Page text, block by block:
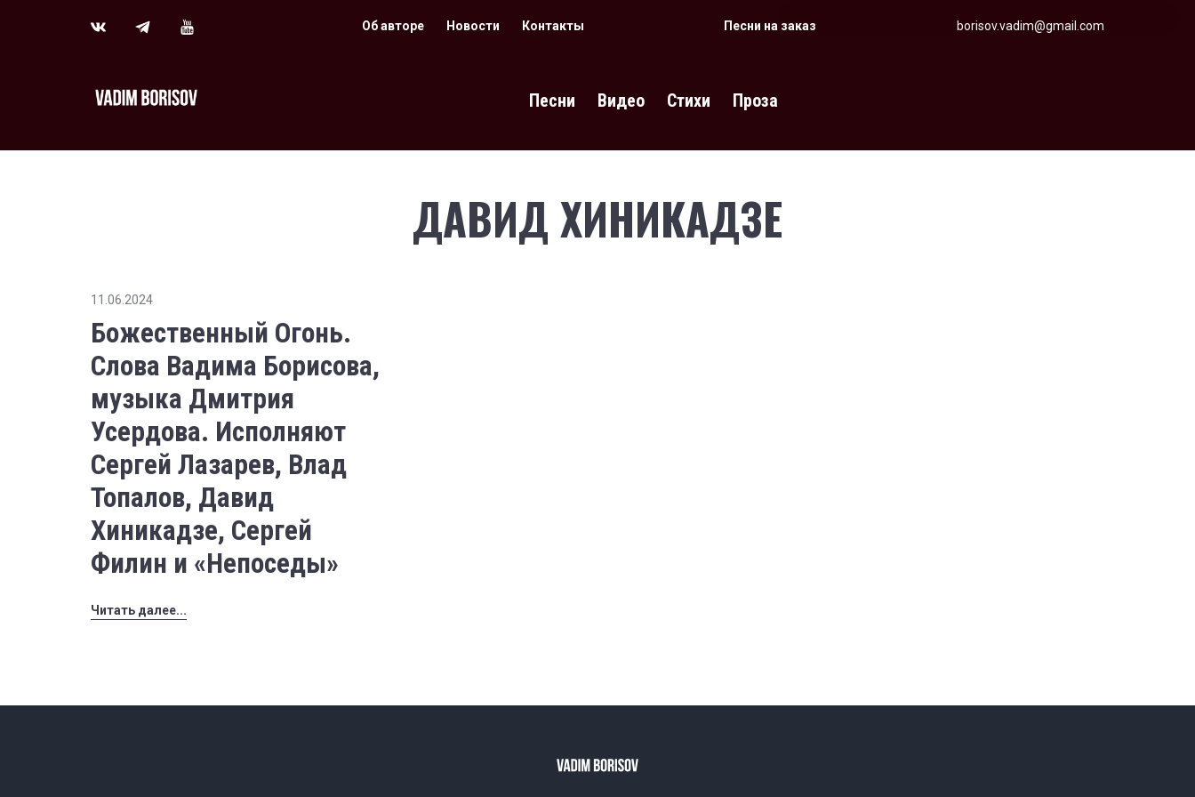
Об авторе Новости Контакты Песни на заказ borisov.vadim@gmail.com
Песни Видео Стихи Проза
ДАВИД ХИНИКАДЗЕ
11.06.2024
Божественный Огонь.
Слова Вадима Борисова,
музыка Дмитрия
Усердова. Исполняют
Сергей Лазарев, Влад
Топалов, Давид
Хиникадзе, Сергей
Филин и «Непоседы»
Читать далее...